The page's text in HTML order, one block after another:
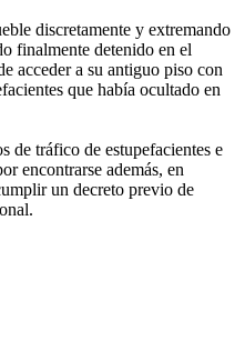
discretamente y extremando
finalmente detenido en el
acceder a su antiguo piso con
que había ocultado en
de tráfico de estupefacientes e
encontrarse además, en
un decreto previo de